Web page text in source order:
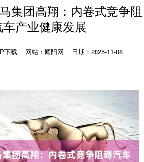
集团高翔：内卷式竞争阻
产业健康发展
下载 网站：顺阳网
日期：2025-11-08